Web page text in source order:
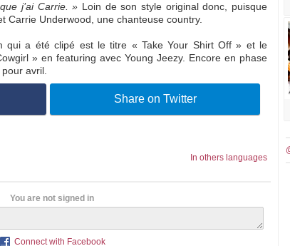
j’ai Carrie. » Loin de son style original donc, puisque
Carrie Underwood, une chanteuse country.
qui a été clipé est le titre « Take Your Shirt Off » et le
» en featuring avec Young Jeezy. Encore en phase
avril.
Share on Twitter
In others languages
You are not signed in
Connect with Facebook